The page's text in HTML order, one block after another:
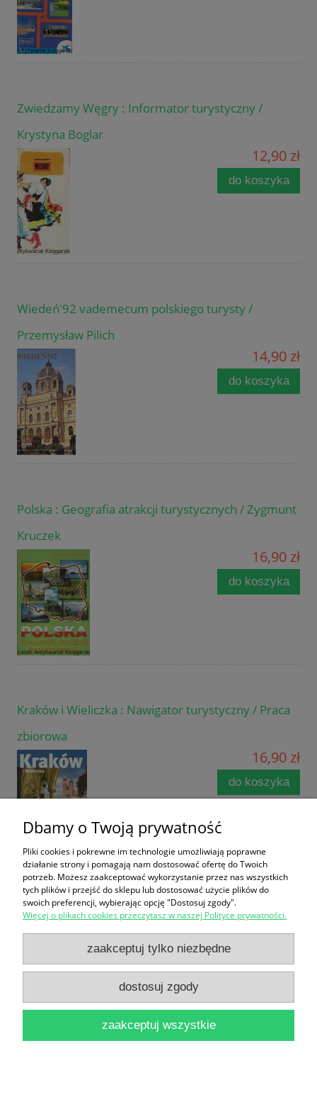
Zwiedzamy Węgry : Informator turystyczny /
Krystyna Boglar
12,90 zł
do koszyka
Wiedeń'92 vademecum polskiego turysty /
Przemysław Pilich
14,90 zł
do koszyka
Polska : Geografia atrakcji turystycznych / Zygmunt
Kruczek
16,90 zł
do koszyka
Kraków i Wieliczka : Nawigator turystyczny / Praca
zbiorowa
16,90 zł
do koszyka
Kętrzyn i okolice : Informator turystyczne / Andrzej
Małecki
Dbamy o Twoją prywatność
Pliki cookies i pokrewne im technologie umożliwiają poprawne
działanie strony i pomagają nam dostosować ofertę do Twoich
potrzeb. Możesz zaakceptować wykorzystanie przez nas wszystkich
tych plików i przejść do sklepu lub dostosować użycie plików do
swoich preferencji, wybierając opcję "Dostosuj zgody".
Więcej o plikach cookies przeczytasz w naszej Polityce prywatności.
zaakceptuj tylko niezbędne
dostosuj zgody
zaakceptuj wszystkie